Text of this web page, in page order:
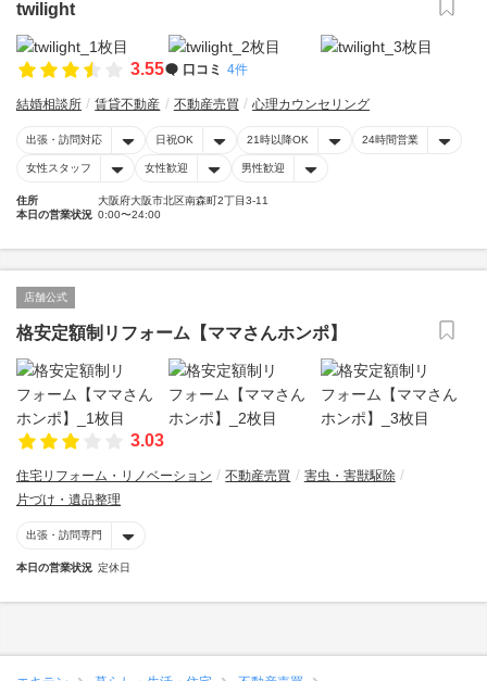
twilight
3.55 口コミ 4件
結婚相談所 賃貸不動産 不動産売買 心理カウンセリング
出張・訪問対応 日祝OK 21時以降OK 24時間営業
女性スタッフ 女性歓迎 男性歓迎
住所
大阪府大阪市北区南森町2丁目3-11
本日の営業状況 0:00〜24:00
店舗公式
格安定額制リフォーム【ママさんホンポ】
3.03
住宅リフォーム・リノベーション 不動産売買
害虫・害獣駆除
片づけ・遺品整理
出張・訪問専門
本日の営業状況 定休日